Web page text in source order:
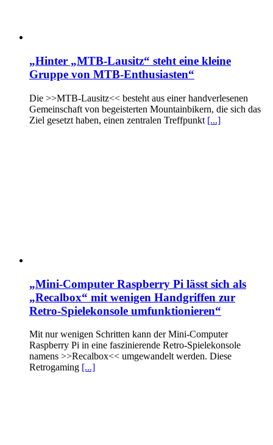
„Hinter „MTB-Lausitz“ steht eine kleine
Gruppe von MTB-Enthusiasten“
Die >>MTB-Lausitz<< besteht aus einer handverlesenen
Gemeinschaft von begeisterten Mountainbikern, die sich das
Ziel gesetzt haben, einen zentralen Treffpunkt [...]
„Mini-Computer Raspberry Pi lässt sich als
„Recalbox“ mit wenigen Handgriffen zur
Retro-Spielekonsole umfunktionieren“
Mit nur wenigen Schritten kann der Mini-Computer
Raspberry Pi in eine faszinierende Retro-Spielekonsole
namens >>Recalbox<< umgewandelt werden. Diese
Retrogaming [...]